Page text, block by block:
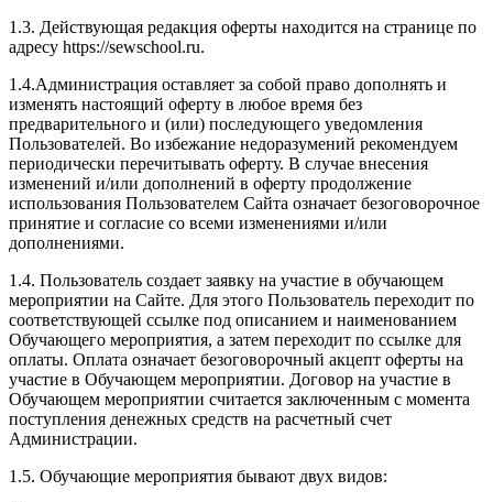
1.3. Действующая редакция оферты находится на странице по
адресу https://sewschool.ru.
1.4.Администрация оставляет за собой право дополнять и
изменять настоящий оферту в любое время без
предварительного и (или) последующего уведомления
Пользователей. Во избежание недоразумений рекомендуем
периодически перечитывать оферту. В случае внесения
изменений и/или дополнений в оферту продолжение
использования Пользователем Сайта означает безоговорочное
принятие и согласие со всеми изменениями и/или
дополнениями.
1.4. Пользователь создает заявку на участие в обучающем
мероприятии на Сайте. Для этого Пользователь переходит по
соответствующей ссылке под описанием и наименованием
Обучающего мероприятия, а затем переходит по ссылке для
оплаты. Оплата означает безоговорочный акцепт оферты на
участие в Обучающем мероприятии. Договор на участие в
Обучающем мероприятии считается заключенным с момента
поступления денежных средств на расчетный счет
Администрации.
1.5. Обучающие мероприятия бывают двух видов: